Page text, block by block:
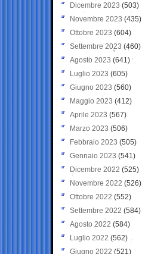
Dicembre 2023 (503)
Novembre 2023 (435)
Ottobre 2023 (604)
Settembre 2023 (460)
Agosto 2023 (641)
Luglio 2023 (605)
Giugno 2023 (560)
Maggio 2023 (412)
Aprile 2023 (567)
Marzo 2023 (506)
Febbraio 2023 (505)
Gennaio 2023 (541)
Dicembre 2022 (525)
Novembre 2022 (526)
Ottobre 2022 (552)
Settembre 2022 (584)
Agosto 2022 (584)
Luglio 2022 (562)
Giugno 2022 (521)